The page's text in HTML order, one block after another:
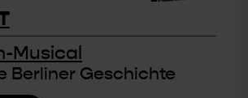
Musical
Berliner Geschichte